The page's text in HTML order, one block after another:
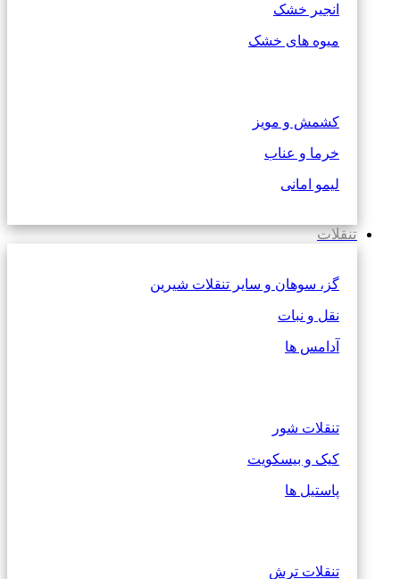
انجیر خشک
میوه های خشک
کشمش و مویز
خرما و عناب
لیمو امانی
تنقلات
گز، سوهان و سایر تنقلات شیرین
نقل و نبات
آدامس ها
تنقلات شور
کیک و بیسکویت
پاستیل ها
تنقلات ترش